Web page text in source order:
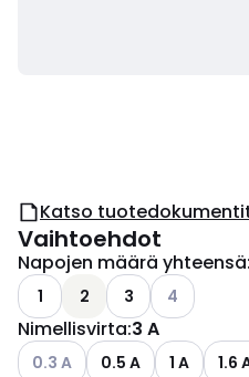
Katso
Vaihtoehdot
Napojen määrä yhteensä:
1 2 3 Katso
4
Nimellisvirta:3 A
Katso käytettävissä olevat
0.3 A 0.5 A 1 A 1.6